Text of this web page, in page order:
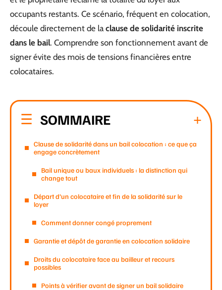
occupants restants. Ce scénario, fréquent en colocation,
découle directement de la clause de solidarité inscrite
dans le bail. Comprendre son fonctionnement avant de
signer évite des mois de tensions financières entre
colocataires.
SOMMAIRE
Clause de solidarité dans un bail colocation : ce que ça
engage concrètement
Bail unique ou baux individuels : la distinction qui
change tout
Départ d’un colocataire et fin de la solidarité sur le
loyer
Comment donner congé proprement
Garantie et dépôt de garantie en colocation solidaire
Droits du colocataire face au bailleur et recours
possibles
Points à vérifier avant de signer un bail solidaire